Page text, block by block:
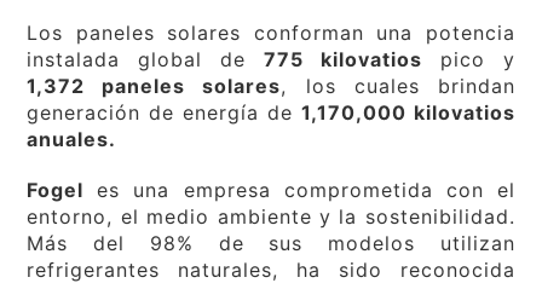
Los paneles solares conforman una potencia
instalada global de 775 kilovatios pico y
1,372 paneles solares, los cuales brindan
generación de energía de 1,170,000 kilovatios
anuales.
Fogel es una empresa comprometida con el
entorno, el medio ambiente y la sostenibilidad.
Más del 98% de sus modelos utilizan
refrigerantes naturales, ha sido reconocida